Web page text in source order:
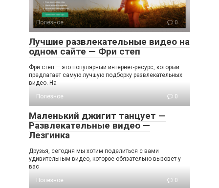
Полезное 0
Лучшие развлекательные видео на
одном сайте — Фри степ
Фри степ — это популярный интернет-ресурс, который
предлагает самую лучшую подборку развлекательных
видео. На
Полезное
0
Маленький джигит танцует —
Развлекательные видео —
Лезгинка
Друзья, сегодня мы хотим поделиться с вами
удивительным видео, которое обязательно вызовет у
вас
Полезное
0